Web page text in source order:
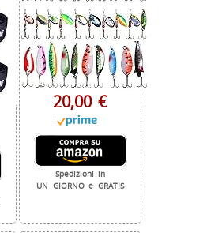
20,00 €
Spedizioni in
UN GIORNO e GRATIS